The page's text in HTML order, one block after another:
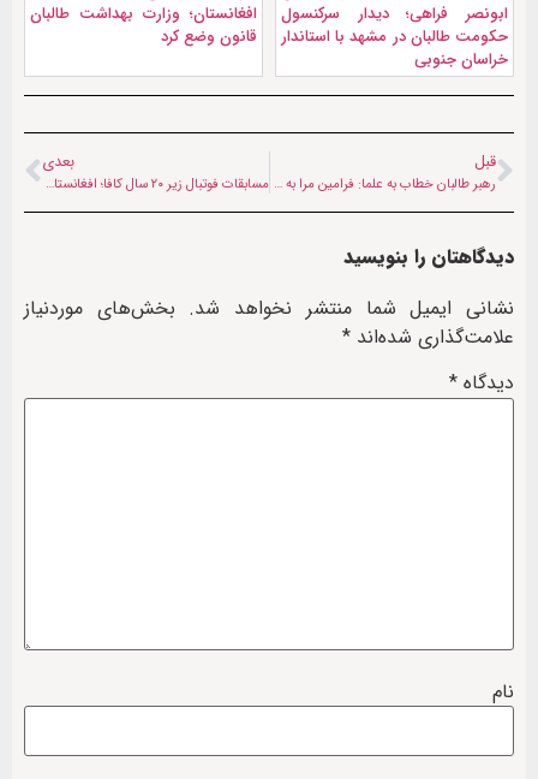
ابونصر فراهی؛ دیدار سرکنسول
حکومت طالبان در مشهد با استاندار
خراسان جنوبی
افغانستان؛ وزارت بهداشت طالبان
قانون وضع کرد
قبل
رهبر طالبان خطاب به علما: فرامین مرا به مردم توضیح دهید
بعدی
مسابقات فوتبال زیر ۲۰ سال کافا؛ افغانستان با قرقیزستان مساوی کرد
دیدگاهتان را بنویسید
نشانی ایمیل شما منتشر نخواهد شد. بخش‌های موردنیاز
علامت‌گذاری شده‌اند *
دیدگاه *
نام